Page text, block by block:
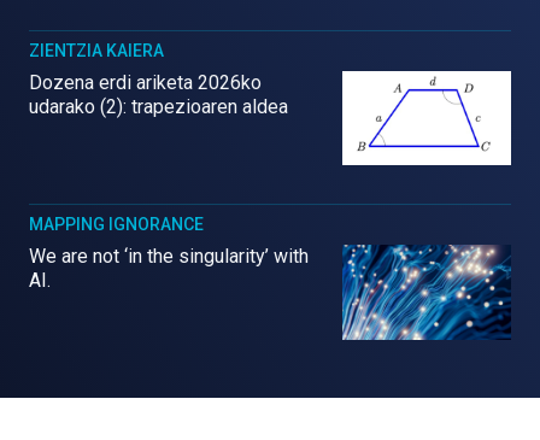
ZIENTZIA KAIERA
Dozena erdi ariketa 2026ko
udarako (2): trapezioaren aldea
MAPPING IGNORANCE
We are not ‘in the singularity’ with
AI.